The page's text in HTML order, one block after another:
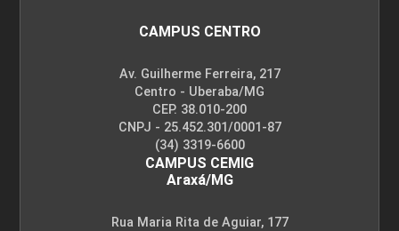
CAMPUS CENTRO
Av. Guilherme Ferreira, 217
Centro - Uberaba/MG
CEP. 38.010-200
CNPJ - 25.452.301/0001-87
(34) 3319-6600
CAMPUS CEMIG
Araxá/MG
Rua Maria Rita de Aguiar, 177